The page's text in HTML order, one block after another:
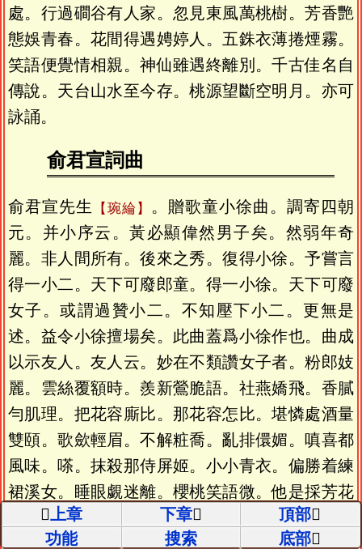
處。行過磵谷有人家。忽見東風萬桃樹。芳香艷
態娛青春。花間得遇娉婷人。五銖衣薄捲煙霧。
笑語便覺情相親。神仙雖遇終離別。千古佳名自
傳說。天台山水至今存。桃源望斷空明月。亦可
詠誦。
俞君宣詞曲
俞君宣先生 琬綸
。贈歌童小徐曲。調寄四朝
元。并小序云。黃必顯偉然男子矣。然弱年奇
麗。非人間所有。後來之秀。復得小徐。予嘗言
得一小二。天下可廢郎童。得一小徐。天下可廢
女子。或謂過贊小二。不知壓下小二。更無是
述。益令小徐擅場矣。此曲蓋爲小徐作也。曲成
以示友人。友人云。妙在不類讚女子者。粉郎妓
麗。雲絲覆額時。羨新鶯脆語。社燕嬌飛。香膩
勻肌理。把花容廝比。那花容怎比。堪憐處酒量
雙頤。歌歛輕眉。不解粧喬。亂排儇媚。嗔喜都
風味。嗏。抹殺那侍屏姬。小小青衣。偏勝着練
裙溪女。睡眼覷迷離。櫻桃笑語微。他是採芳花
使。害多少愁愁悶悶。玉樓人意。王樓人意。
春風搖曳。花間擲果歸。看遊蜂成隊。粉蝶相
上章 下章
頂部
功能
搜索 底部